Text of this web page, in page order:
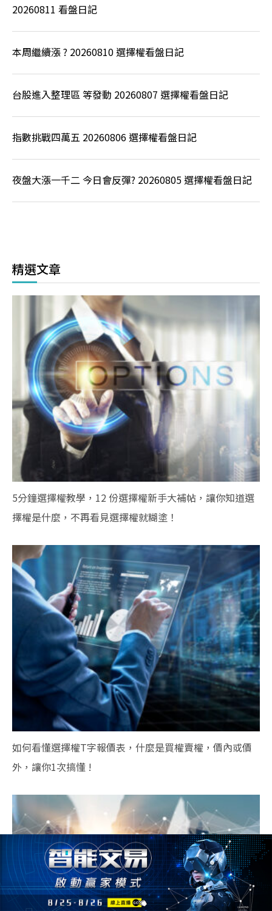
20260811 看盤日記
本周繼續漲 ? 20260810 選擇權看盤日記
台股進入整理區 等發動 20260807 選擇權看盤日記
指數挑戰四萬五 20260806 選擇權看盤日記
夜盤大漲一千二 今日會反彈? 20260805 選擇權看盤日記
精選文章
5分鐘選擇權教學，12 份選擇權新手大補帖，讓你知道選
擇權是什麼，不再看見選擇權就糊塗！
如何看懂選擇權T字報價表，什麼是買權賣權，價內或價
外，讓你1次搞懂 !